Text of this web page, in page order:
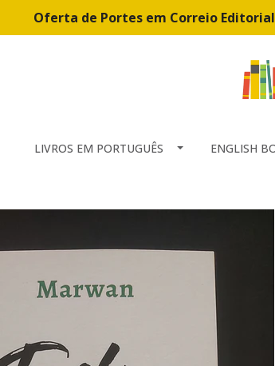
Oferta de Portes em Correio Editorial
LIVROS EM PORTUGUÊS ENGLISH